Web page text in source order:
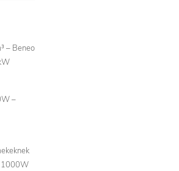
– Beneo
–
1000W